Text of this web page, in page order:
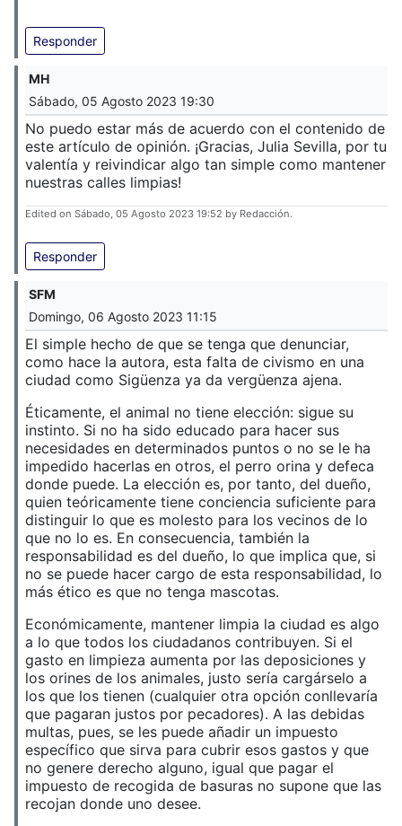
Responder
MH
Sábado, 05 Agosto 2023 19:30
No puedo estar más de acuerdo con el contenido de
este artículo de opinión. ¡Gracias, Julia Sevilla, por tu
valentía y reivindicar algo tan simple como mantener
nuestras calles limpias!
Edited on Sábado, 05 Agosto 2023 19:52 by Redacción.
Responder
SFM
Domingo, 06 Agosto 2023 11:15
El simple hecho de que se tenga que denunciar,
como hace la autora, esta falta de civismo en una
ciudad como Sigüenza ya da vergüenza ajena.
Éticamente, el animal no tiene elección: sigue su
instinto. Si no ha sido educado para hacer sus
necesidades en determinados puntos o no se le ha
impedido hacerlas en otros, el perro orina y defeca
donde puede. La elección es, por tanto, del dueño,
quien teóricamente tiene conciencia suficiente para
distinguir lo que es molesto para los vecinos de lo
que no lo es. En consecuencia, también la
responsabilidad es del dueño, lo que implica que, si
no se puede hacer cargo de esta responsabilidad, lo
más ético es que no tenga mascotas.
Económicamente, mantener limpia la ciudad es algo
a lo que todos los ciudadanos contribuyen. Si el
gasto en limpieza aumenta por las deposiciones y
los orines de los animales, justo sería cargárselo a
los que los tienen (cualquier otra opción conllevaría
que pagaran justos por pecadores). A las debidas
multas, pues, se les puede añadir un impuesto
específico que sirva para cubrir esos gastos y que
no genere derecho alguno, igual que pagar el
impuesto de recogida de basuras no supone que las
recojan donde uno desee.